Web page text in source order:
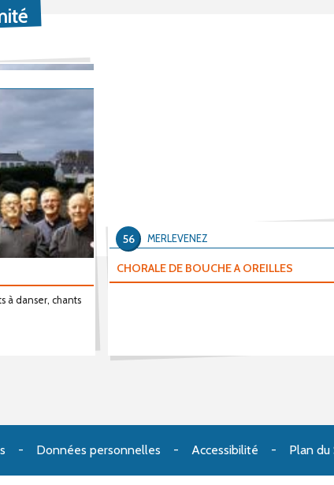
à danser, chants
CHORALE DE BOUCHE A OREILLES
MERLEVENEZ
56
Données personnelles Accessibilité Plan du